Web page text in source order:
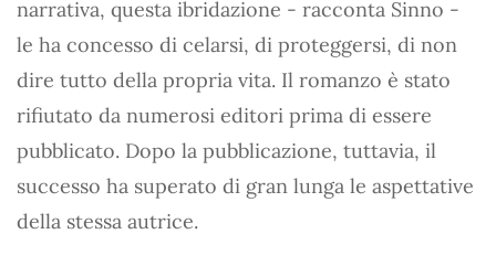
narrativa, questa ibridazione - racconta Sinno -
le ha concesso di celarsi, di proteggersi, di non
dire tutto della propria vita. Il romanzo è stato
rifiutato da numerosi editori prima di essere
pubblicato. Dopo la pubblicazione, tuttavia, il
successo ha superato di gran lunga le aspettative
della stessa autrice.